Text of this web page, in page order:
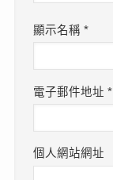
顯示名稱*
電子郵件地址*
個人網站網址